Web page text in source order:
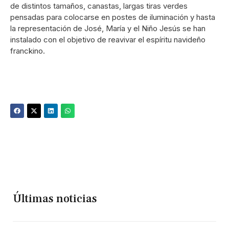
de distintos tamaños, canastas, largas tiras verdes
pensadas para colocarse en postes de iluminación y hasta
la representación de José, María y el Niño Jesús se han
instalado con el objetivo de reavivar el espíritu navideño
franckino.
Últimas noticias